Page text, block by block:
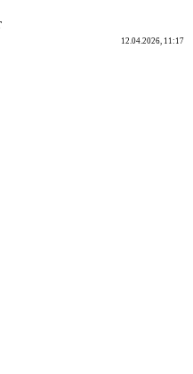
12.04.2026, 11:17